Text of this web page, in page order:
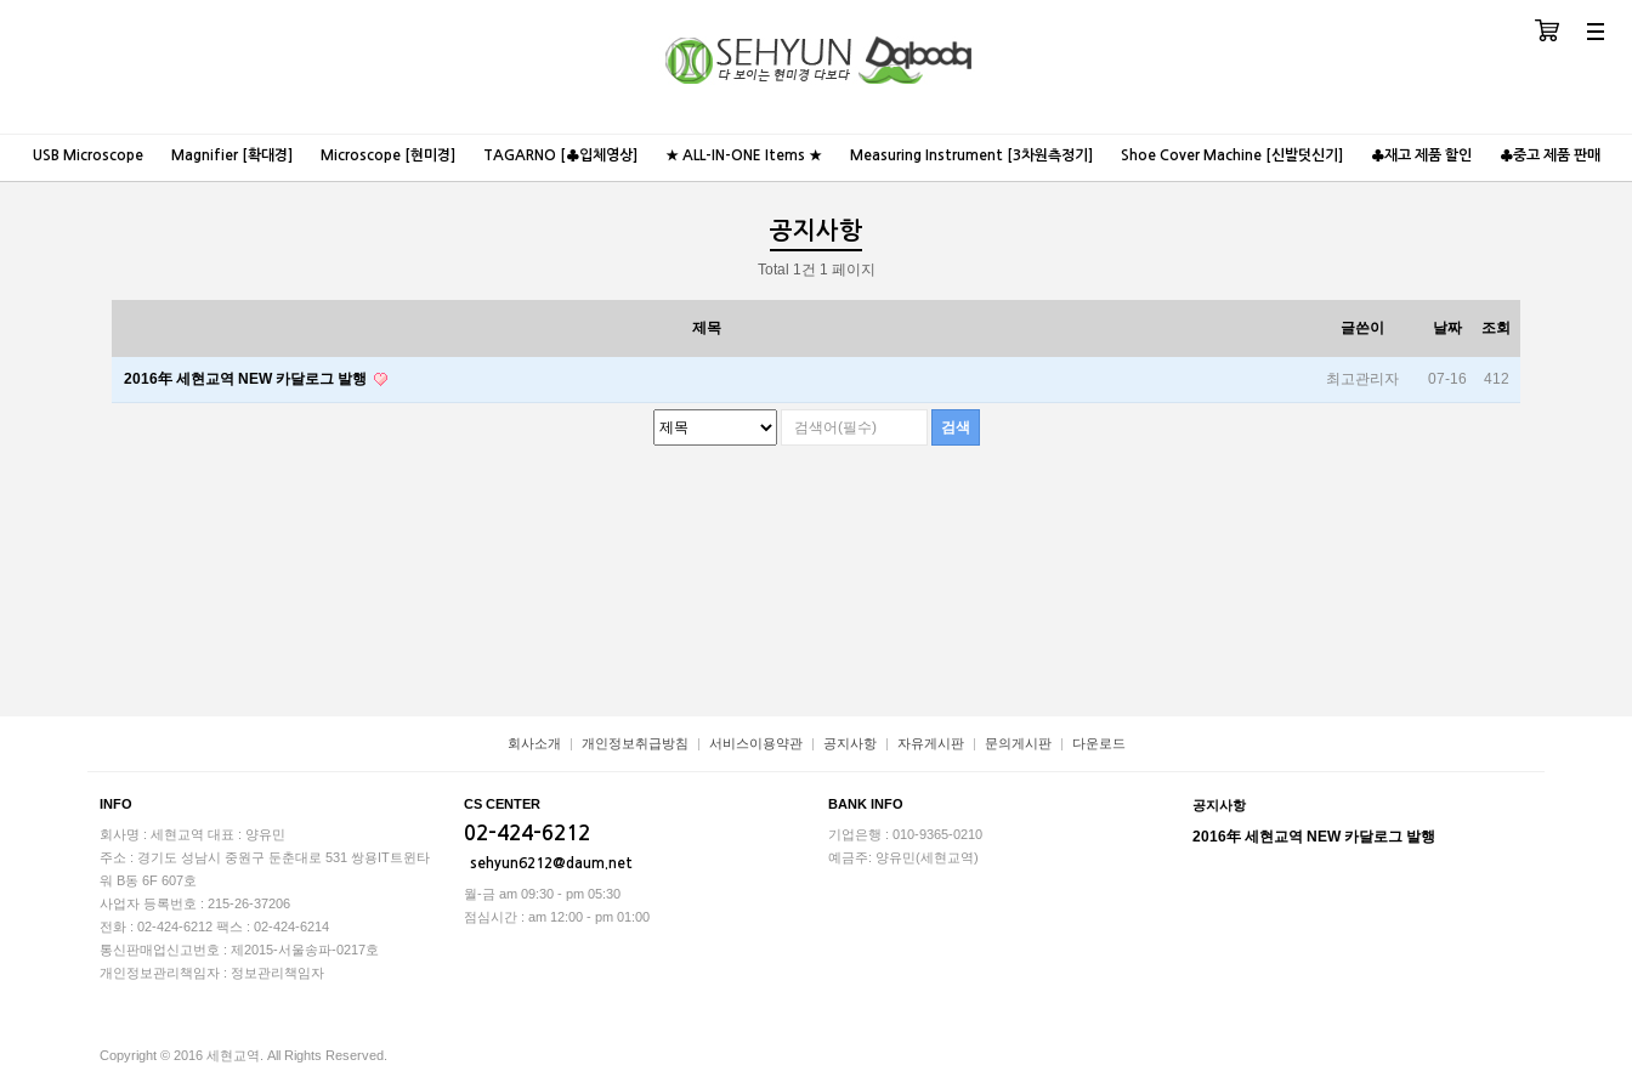
USB Microscope Magnifier [확대경] Microscope [현미경] TAGARNO [♣입체영상] ★ ALL-IN-ONE Items ★ Measuring Instrument [3차원측정기] Shoe Cover Machine [신발덧신기] ♣재고 제품 할인 ♣중고 제품 판매
분류
공지사항
Total 1건 1 페이지
제목 글쓴이 날짜 조회
2016年 세현교역 NEW 카달로그 발행 최고관리자 07-16 412
회사소개 개인정보취급방침 서비스이용약관 공지사항 자유게시판 문의게시판 다운로드
INFO
회사명 : 세현교역 대표 : 양유민
주소 : 경기도 성남시 중원구 둔춘대로 531 쌍용IT트윈타
워 B동 6F 607호
사업자 등록번호 : 215-26-37206
전화 : 02-424-6212 팩스 : 02-424-6214
통신판매업신고번호 : 제2015-서울송파-0217호
개인정보관리책임자 : 정보관리책임자
CS CENTER
02-424-6212
sehyun6212@daum.net
월-금 am 09:30 - pm 05:30
점심시간 : am 12:00 - pm 01:00
BANK INFO
기업은행 : 010-9365-0210
예금주: 양유민(세현교역)
공지사항
2016年 세현교역 NEW 카달로그 발행
Copyright © 2016 세현교역. All Rights Reserved.